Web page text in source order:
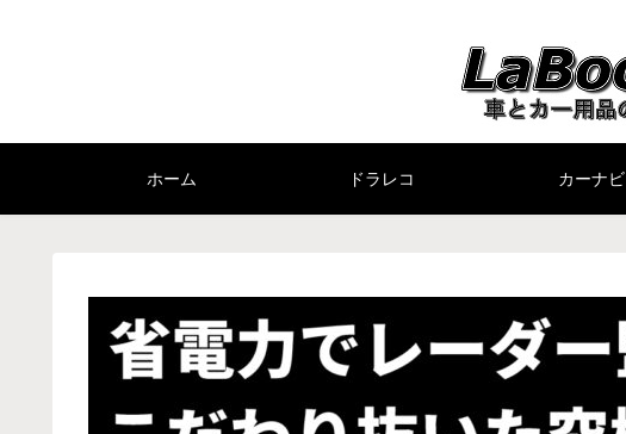
ホーム ドラレコ カーナビ